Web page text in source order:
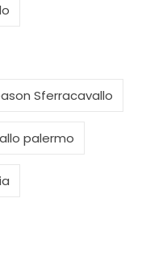
Sferracavallo
palermo